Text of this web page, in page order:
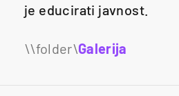
je educirati javnost.
Galerija